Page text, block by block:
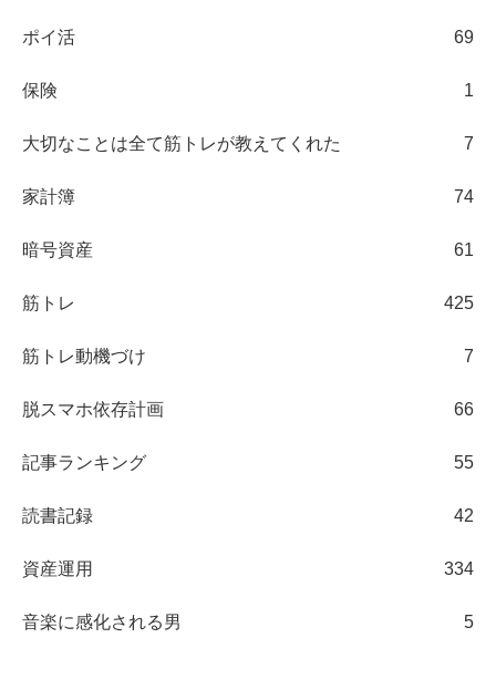
ポイ活 69
保険 1
大切なことは全て筋トレが教えてくれた 7
家計簿 74
暗号資産 61
筋トレ 425
筋トレ動機づけ 7
脱スマホ依存計画 66
記事ランキング 55
読書記録 42
資産運用 334
音楽に感化される男 5